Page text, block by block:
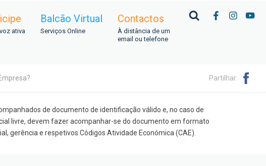
ativa
Balcão Virtual
Serviços Online
Contactos
À distância de um
email ou telefone
Partilhar:
de documento de identificação válido e, no caso de
livre, devem fazer acompanhar-se do documento em formato
gerência e respetivos Códigos Atividade Económica (CAE).